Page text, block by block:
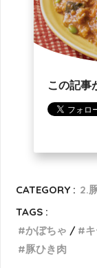
この記事
CATEGORY : 2.
TAGS :
かぼちゃ
豚ひき肉